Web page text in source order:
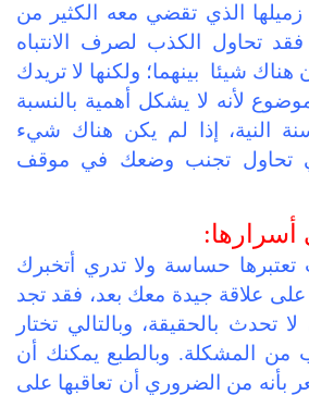
زميلها الذي تقضي معه الكثير من
تحاول الكذب لصرف الانتباه
هناك شيئا بينهما؛ ولكنها لا تريدك
لأنه لا يشكل أهمية بالنسبة
النية، إذا لم يكن هناك شيء
تحاول تجنب وضعك في موقف
تعتبرها حساسة ولا تدري أتخبرك
على علاقة جيدة معك بعد، فقد تجد
تحدث بالحقيقة، وبالتالي تختار
من المشكلة. وبالطبع يمكنك أن
بأنه من الضروري أن تعاقبها على